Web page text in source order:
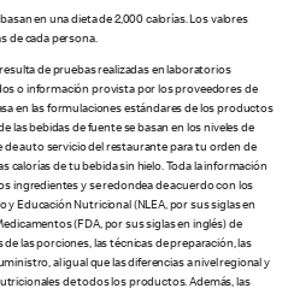
en una dieta de 2,000 calorías. Los valores
de cada persona.
de pruebas realizadas en laboratorios
o información provista por los proveedores de
en las formulaciones estándares de los productos
las bebidas de fuente se basan en los niveles de
de auto servicio del restaurante para tu orden de
calorías de tu bebida sin hielo. Toda la información
ingredientes y se redondea de acuerdo con los
y Educación Nutricional (NLEA, por sus siglas en
(FDA, por sus siglas en inglés) de
las porciones, las técnicas de preparación, las
al igual que las diferencias a nivel regional y
de todos los productos. Además, las